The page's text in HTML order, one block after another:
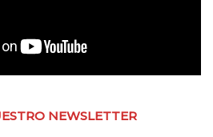
NEWSLETTER